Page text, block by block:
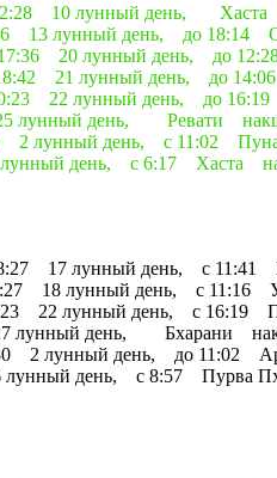
10 лунный день, Хаста
13 лунный день, до 18:14
20 лунный день, до
21 лунный день, до
22 лунный день, до
день, Ревати
лунный день, с 11:02
день, с 6:17 Хаста
17 лунный день, с 11:41
18 лунный день, с 11:16
22 лунный день, с 16:19
день, Бхарани
2 лунный день, до 11:02
день, с 8:57 Пурва